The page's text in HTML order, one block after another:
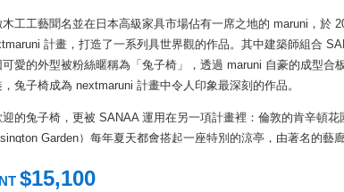
木工工藝聞名並在日本高級家具市場佔有一席之地的 maruni，於
計畫，打造了一系列具世界觀的作品。其中建築師組合
可愛的外型被粉絲暱稱為「兔子椅」，透過 maruni 自豪的成型合
，兔子椅成為 nextmaruni 計畫中令人印象最深刻的作品。
迎的兔子椅，更被 SANAA 運用在另一項計畫裡：倫敦的肯辛頓花
Garden）每年夏天都會搭起一座特別的涼亭，由著名的藝
，年年驚喜不斷，不過至今尚為人所津津樂道的，還是 2009 年美
$15,100